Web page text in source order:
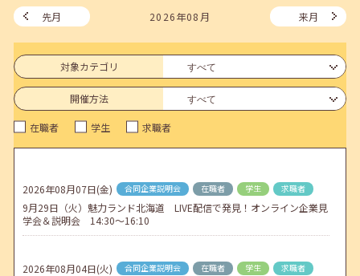
メールカウンセリング、就職決定報告フォーム復旧いたしました。
2026年05月25日(月) jobcafeからのお知らせ
6月のセミナー情報を公開いたしました。
2026年05月01日(金) jobcafeからのお知らせ
連休前後（ゴールデンウィーク）のメールキャリア・アドバイス対応
についてのお知らせ
2026年04月02日(木) jobcafeからのお知らせ
ゴールデンウィーク期間中のご利用について
先月 2026年08月 来月
対象カテゴリ
開催方法
在職者 学生 求職者
2026年08月07日(金) 合同企業説明会 在職者 学生 求職者
9月29日（火）魅力ランド北海道 LIVE配信で発見！オンライン企業見
学会＆説明会 14:30～16:10
2026年08月04日(火) 合同企業説明会 在職者 学生 求職者